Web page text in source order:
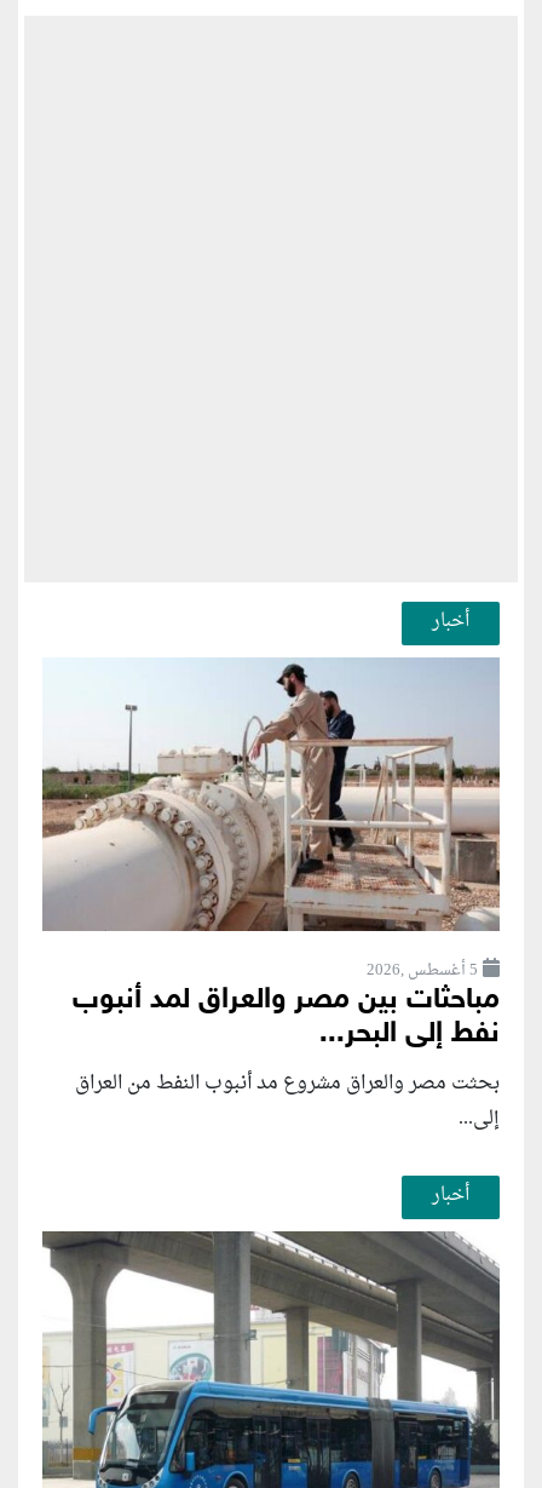
أخبار
5 أغسطس ,2026
مباحثات بين مصر والعراق لمد أنبوب
نفط إلى البحر...
بحثت مصر والعراق مشروع مد أنبوب النفط من العراق
إلى...
أخبار